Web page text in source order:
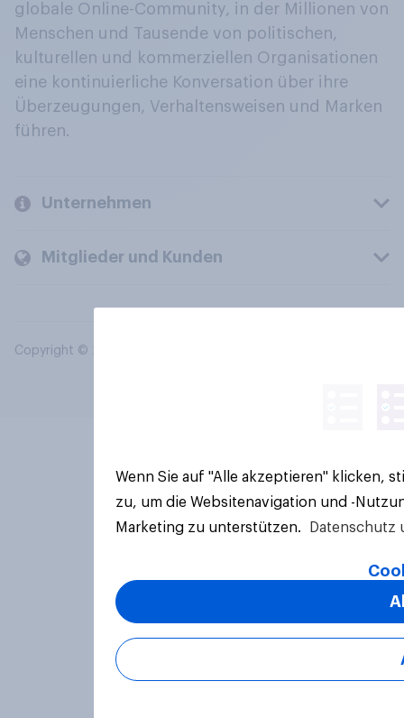
globale Online-Community, in der Millionen von
Menschen und Tausende von politischen,
kulturellen und kommerziellen Organisationen
eine kontinuierliche Konversation über ihre
Überzeugungen, Verhaltensweisen und Marken
führen.
Unternehmen
Mitglieder und Kunden
Copyright © 2026 YouGov PLC. Alle Rechte vorbehalten.
Wenn Sie auf "Alle akzeptieren" klicken,
zu, um die Websitenavigation und -
Marketing zu unterstützen.
Datenschutz